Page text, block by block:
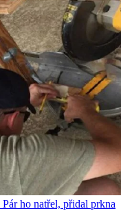
ho natřel, přidal prkna